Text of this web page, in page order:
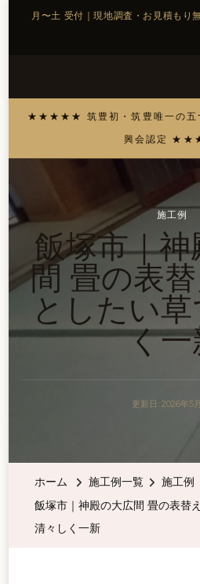
施工例
飯塚市｜
間 畳の表
としたい
く一
更新日: 2026年5
ホーム 施工例一覧
施工例
飯塚市｜神殿の大広間 畳の表替
清々しく一新